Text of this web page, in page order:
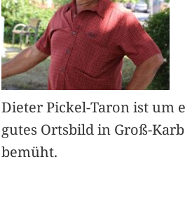
Dieter Pickel-Taron ist um
gutes Ortsbild in Groß-
bemüht.